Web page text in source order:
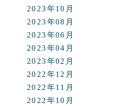
2023年10月
2023年08月
2023年06月
2023年04月
2023年02月
2022年12月
2022年11月
2022年10月